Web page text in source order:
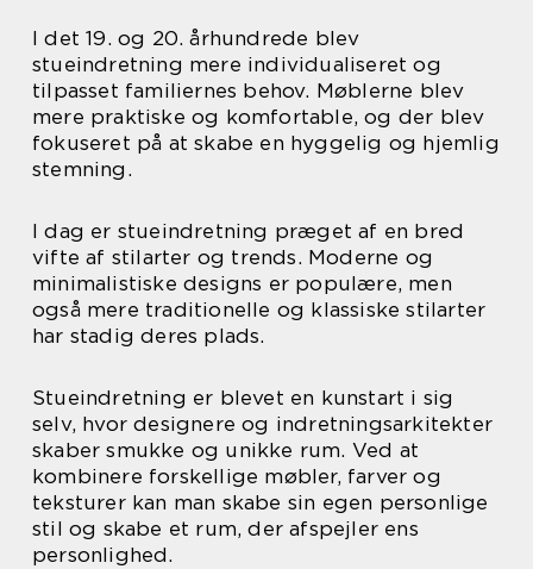
I det 19. og 20. århundrede blev
stueindretning mere individualiseret og
tilpasset familiernes behov. Møblerne blev
mere praktiske og komfortable, og der blev
fokuseret på at skabe en hyggelig og hjemlig
stemning.
I dag er stueindretning præget af en bred
vifte af stilarter og trends. Moderne og
minimalistiske designs er populære, men
også mere traditionelle og klassiske stilarter
har stadig deres plads.
Stueindretning er blevet en kunstart i sig
selv, hvor designere og indretningsarkitekter
skaber smukke og unikke rum. Ved at
kombinere forskellige møbler, farver og
teksturer kan man skabe sin egen personlige
stil og skabe et rum, der afspejler ens
personlighed.